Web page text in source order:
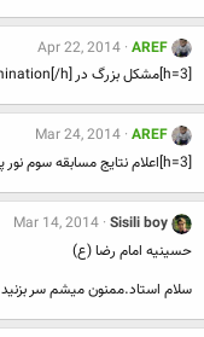
AREF
Apr 22, 2014
[h=3]مشکل بزرگ در Global ilumination[/h]
AREF
Mar 24, 2014
[h=3]اعلام نتایج مسابقه سوم نور پردازی ( موضوع رندر اتومبیل )[/h]
Sisili boy
Mar 14, 2014
حسینیه امام رضا (ع)
سلام استاد.ممنون میشم سر بزنید